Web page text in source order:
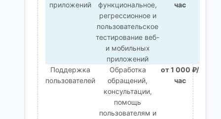
приложений
функциональное,
регрессионное и
пользовательское
тестирование веб-
и мобильных
приложений
час
Поддержка
пользователей
Обработка
обращений,
консультации,
помощь
пользователям и
от 1 000 ₽/
час